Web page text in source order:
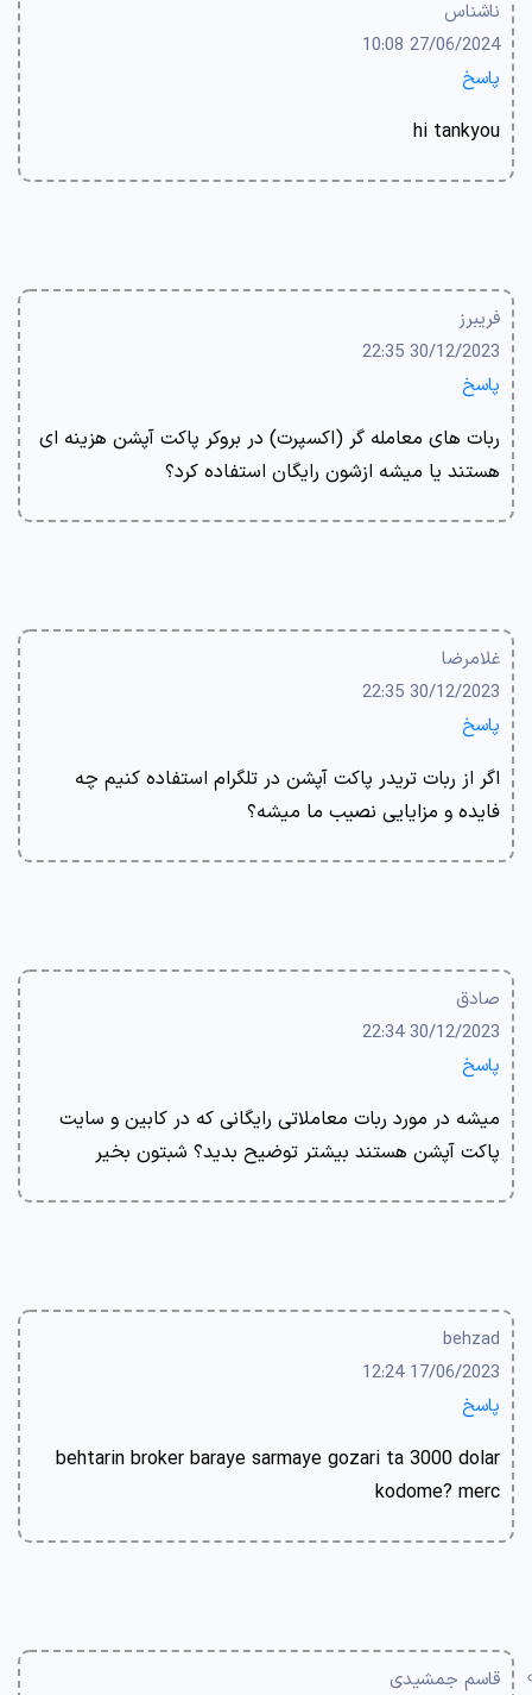
ناشناس
27/06/2024 10:08
پاسخ
hi tankyou
فریبرز
30/12/2023 22:35
پاسخ
ربات های معامله گر (اکسپرت) در بروکر پاکت آپشن هزینه ای
هستند یا میشه ازشون رایگان استفاده کرد؟
غلامرضا
30/12/2023 22:35
پاسخ
اگر از ربات تریدر پاکت آپشن در تلگرام استفاده کنیم چه
فایده و مزایایی نصیب ما میشه؟
صادق
30/12/2023 22:34
پاسخ
میشه در مورد ربات معاملاتی رایگانی که در کابین و سایت
پاکت آپشن هستند بیشتر توضیح بدید؟ شبتون بخیر
behzad
17/06/2023 12:24
پاسخ
behtarin broker baraye sarmaye gozari ta 3000 dolar
kodome? merc
قاسم جمشیدی